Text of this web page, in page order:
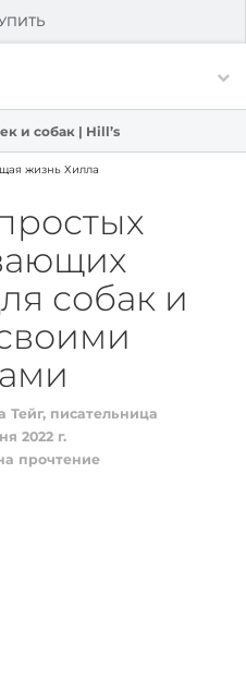
и собак | Hill’s
собак и
Тейг, писательница
2022 г.
прочтение